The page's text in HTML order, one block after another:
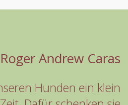
Roger Andrew Caras
Hunden ein klein